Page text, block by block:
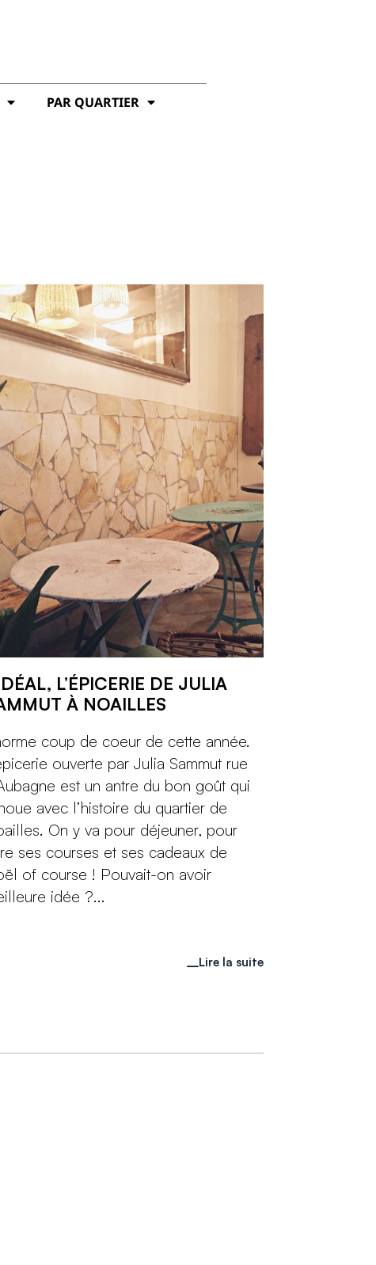
PAR QUARTIER
L’ÉPICERIE DE JULIA
À NOAILLES
coup de coeur de cette année.
ouverte par Julia Sammut rue
est un antre du bon goût qui
avec l’histoire du quartier de
On y va pour déjeuner, pour
ses courses et ses cadeaux de
of course ! Pouvait-on avoir
idée ?...
Lire la suite